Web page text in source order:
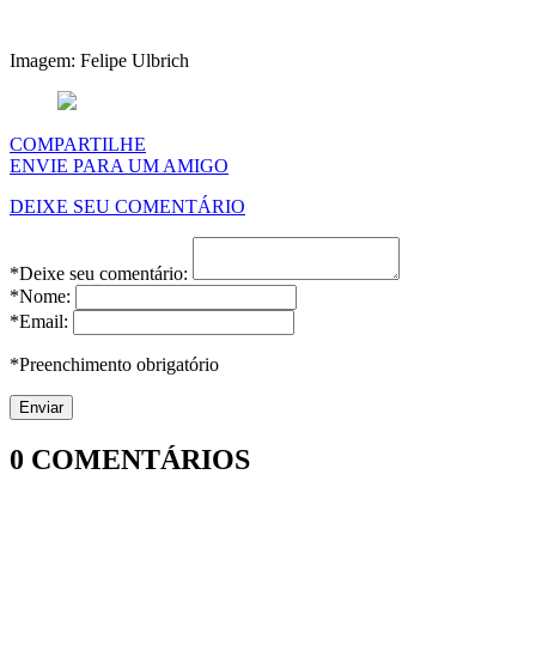
Imagem: Felipe Ulbrich
COMPARTILHE
ENVIE PARA UM AMIGO
DEIXE SEU COMENTÁRIO
*Deixe seu comentário:
*Nome:
*Email:
*Preenchimento obrigatório
0 COMENTÁRIOS